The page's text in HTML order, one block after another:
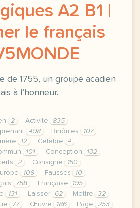
A2 B1 |
le français
de 1755, un groupe acadien
à l’honneur.
2 Activité
835
498 Binômes
107
12 Célèbre
4
101 Conception
132
2 Consigne
150
109 Fausses
10
758 Française
195
131 Laisser 62 Mettre
32
77 Œuvre 186 Page
253